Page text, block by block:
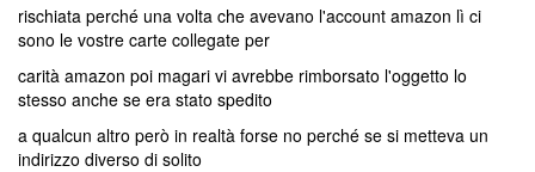
rischiata perché una volta che avevano l'account amazon lì ci
sono le vostre carte collegate per
carità amazon poi magari vi avrebbe rimborsato l'oggetto lo
stesso anche se era stato spedito
a qualcun altro però in realtà forse no perché se si metteva un
indirizzo diverso di solito